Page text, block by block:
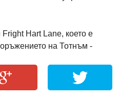
Hart Lane, което е
на Тотнъм -